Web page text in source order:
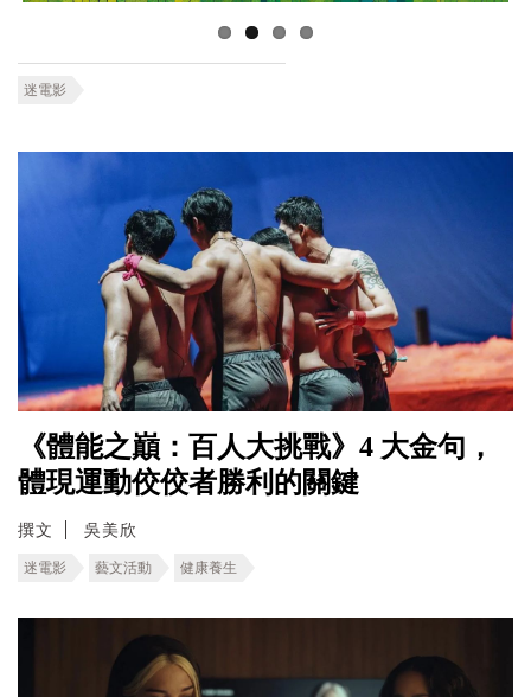
迷電影
《體能之巔：百人大挑戰》4 大金句，
體現運動佼佼者勝利的關鍵
撰文 吳美欣
迷電影 藝文活動 健康養生